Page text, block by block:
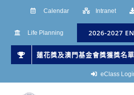
Calendar Intranet
Life Planning 2026-2027
蓮花獎及澳門基金會獎獲獎名單
eClass